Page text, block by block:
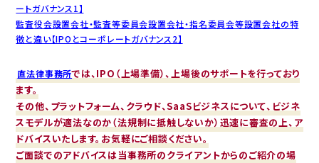
ートガバナンス1】
監査役会設置会社・監査等委員会設置会社・指名委員会等設置会社の特
徴と違い【IPOとコーポレートガバナンス2】
直法律事務所では、IPO（上場準備）、上場後のサポートを行っており
ます。
その他、プラットフォーム、クラウド、SaaSビジネスについて、ビジネ
スモデルが適法なのか（法規制に抵触しないか）迅速に審査の上、ア
ドバイスいたします。お気軽にご相談ください。
ご面談でのアドバイスは当事務所のクライアントからのご紹介の場